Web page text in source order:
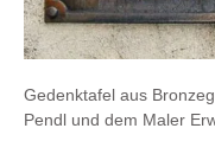
Gedenktafel aus
Pendl und dem Maler